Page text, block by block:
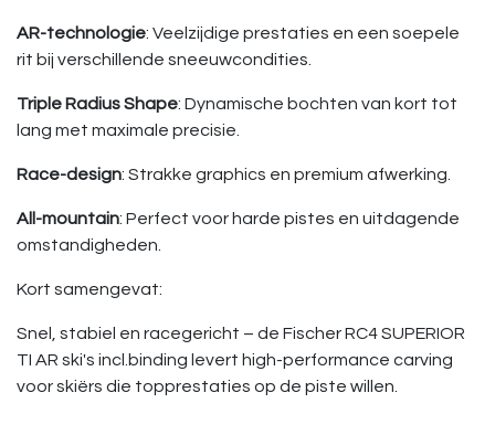
AR-technologie: Veelzijdige prestaties en een soepele
rit bij verschillende sneeuwcondities.
Triple Radius Shape: Dynamische bochten van kort tot
lang met maximale precisie.
Race-design: Strakke graphics en premium afwerking.
All-mountain: Perfect voor harde pistes en uitdagende
omstandigheden.
Kort samengevat:
Snel, stabiel en racegericht – de Fischer RC4 SUPERIOR
TI AR ski's incl.binding levert high-performance carving
voor skiërs die topprestaties op de piste willen.